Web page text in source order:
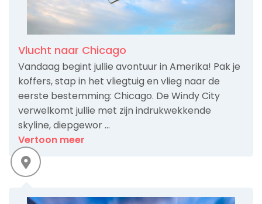
Vlucht naar Chicago
Vandaag begint jullie avontuur in Amerika! Pak je
koffers, stap in het vliegtuig en vlieg naar de
eerste bestemming: Chicago. De Windy City
verwelkomt jullie met zijn indrukwekkende
skyline, diepgewor ...
Vertoon meer